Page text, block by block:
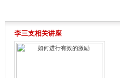
李三支相关讲座